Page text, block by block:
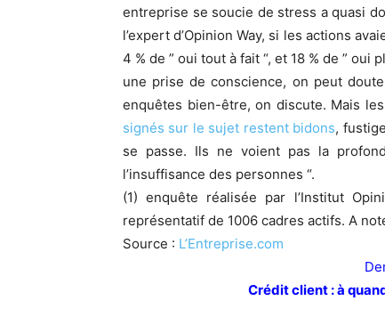
entreprise se soucie de stress a quasi
l’expert d’Opinion Way, si les actions
4 % de ” oui tout à fait “, et 18 % de ”
une prise de conscience, on peut
enquêtes bien-être, on discute. Mais
signés sur le sujet restent bidons,
se passe. Ils ne voient pas la
l’insuffisance des personnes “.
(1) enquête réalisée par l’Institut
représentatif de 1006 cadres actifs. A
Source : L’Entreprise.com
Crédit client : à